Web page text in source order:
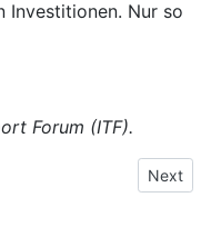
Investitionen. Nur so
Forum (ITF).
Next
Next